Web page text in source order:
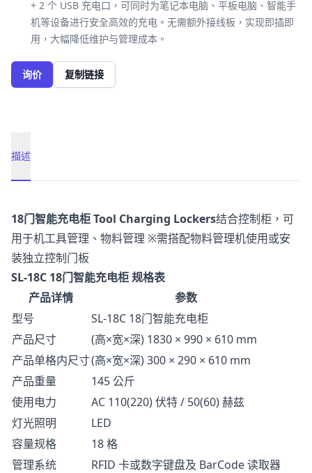
+ 2 个 USB 充电口，可同时为笔记本电脑、平板电脑、智能手
机等设备进行安全高效的充电。无需额外接线板，实现即插即
用，大幅降低维护与管理成本。
询价 复制链接
描述
描述
18门智能充电柜 Tool Charging Lockers结合控制柜，可
用于机工具管理、物料管理 ※需搭配物料管理机使用或安
装独立控制门板
SL-18C 18门智能充电柜 规格表
产品详情
参数
型号
SL-18C 18门智能充电柜
产品尺寸
(高×宽×深) 1830 × 990 × 610 mm
产品单格内尺寸(高×宽×深) 300 × 290 × 610 mm
产品重量
145 公斤
使用电力
AC 110(220) 伏特 / 50(60) 赫兹
灯光照明
LED
容量规格
18 格
管理系统
RFID 卡或数字键盘及 BarCode 读取器